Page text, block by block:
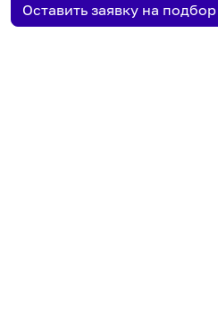
Оставить заявку на подбор